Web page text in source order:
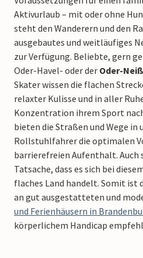
Aktivurlaub – mit oder ohne
steht den Wanderern und den
ausgebautes und weitläufiges
zur Verfügung. Beliebte, gern
Oder-Havel- oder der Oder-
Skater wissen die flachen
relaxter Kulisse und in aller
Konzentration ihrem Sport
bieten die Straßen und Wege in
Rollstuhlfahrer die optimalen
barrierefreien Aufenthalt. Auch
Tatsache, dass es sich bei
flaches Land handelt. Somit ist
an gut ausgestatteten und
und Ferienhäusern in
körperlichem Handicap